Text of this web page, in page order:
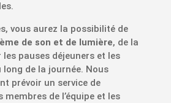
vous aurez la possibilité de
de son et de lumière, de la
pauses déjeuners et les
de la journée. Nous
prévoir un service de
de l’équipe et les